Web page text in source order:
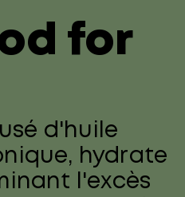
for
d'huile
hydrate
l'excès